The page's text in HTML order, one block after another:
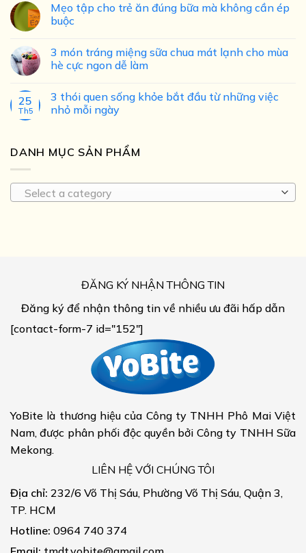
Mẹo tập cho trẻ ăn đúng bữa mà không cần ép
buộc
3 món tráng miệng sữa chua mát lạnh cho mùa
hè cực ngon dễ làm
25
Th5
3 thói quen sống khỏe bắt đầu từ những việc
nhỏ mỗi ngày
DANH MỤC SẢN PHẨM
Select a category
ĐĂNG KÝ NHẬN THÔNG TIN
Đăng ký để nhận thông tin về nhiều ưu đãi hấp dẫn
[contact-form-7 id="152"]
YoBite là thương hiệu của Công ty TNHH Phô Mai Việt
Nam, được phân phối độc quyền bởi Công ty TNHH Sữa
Mekong.
LIÊN HỆ VỚI CHÚNG TÔI
Địa chỉ: 232/6 Võ Thị Sáu, Phường Võ Thị Sáu, Quận 3,
TP. HCM
Hotline: 0964 740 374